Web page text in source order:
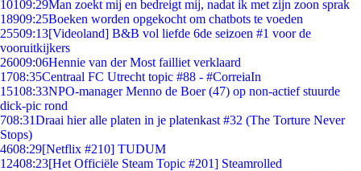
10109:29Man zoekt mij en bedreigt mij, nadat ik met zijn zoon sprak
18909:25Boeken worden opgekocht om chatbots te voeden
25509:13[Videoland] B&B vol liefde 6de seizoen #1 voor de
vooruitkijkers
26009:06Hennie van der Most failliet verklaard
1708:35Centraal FC Utrecht topic #88 - #CorreiaIn
15108:33NPO-manager Menno de Boer (47) op non-actief stuurde
dick-pic rond
708:31Draai hier alle platen in je platenkast #32 (The Torture Never
Stops)
4608:29[Netflix #210] TUDUM
12408:23[Het Officiële Steam Topic #201] Steamrolled